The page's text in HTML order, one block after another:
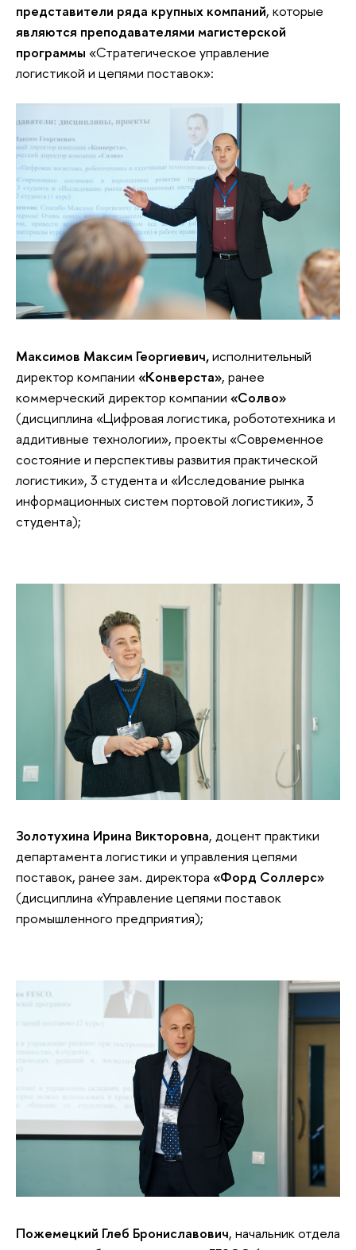
представители ряда крупных компаний, которые
являются преподавателями магистерской
программы «Стратегическое управление
логистикой и цепями поставок»:
Максимов Максим Георгиевич,исполнительный
директор компании «Конверста», ранее
коммерческий директор компании «Солво»
(дисциплина «Цифровая логистика, робототехника и
аддитивные технологии», проекты «Современное
состояние и перспективы развития практической
логистики», 3 студента и «Исследование рынка
информационных систем портовой логистики», 3
студента);
Золотухина Ирина Викторовна, доцент практики
департамента логистики и управления цепями
поставок, ранее зам. директора «Форд Соллерс»
(дисциплина «Управление цепями поставок
промышленного предприятия);
Пожемецкий Глеб Брониславович, начальник отдела